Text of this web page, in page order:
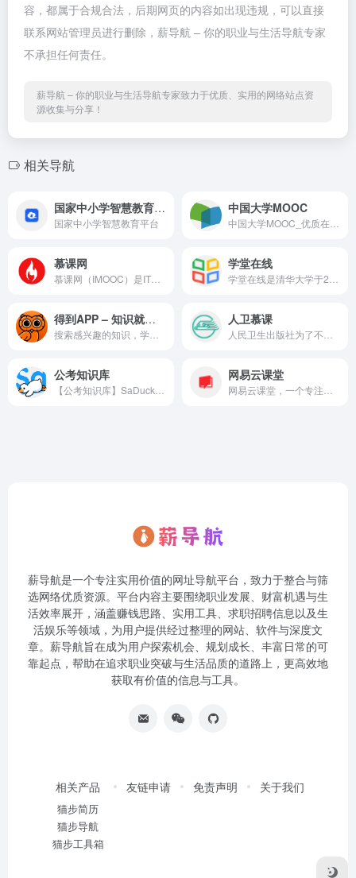
容，都属于合规合法，后期网页的内容如出现违规，可以直接
联系网站管理员进行删除，薪导航 – 你的职业与生活导航专家
不承担任何责任。
薪导航 – 你的职业与生活导航专家致力于优质、实用的网络站点资
源收集与分享！
相关导航
国家中小学智慧教育平台
国家中小学智慧教育平台
中国大学MOOC
慕课网 学堂在线
得到APP – 知识就是力量，知识就在得到 人卫慕课
公考知识库 网易云课堂
薪导航是一个专注实用价值的网址导航平台，致力于整合与筛
选网络优质资源。平台内容主要围绕职业发展、财富机遇与生
活效率展开，涵盖赚钱思路、实用工具、求职招聘信息以及生
活娱乐等领域，为用户提供经过整理的网站、软件与深度文
章。薪导航旨在成为用户探索机会、规划成长、丰富日常的可
靠起点，帮助在追求职业突破与生活品质的道路上，更高效地
获取有价值的信息与工具。
相关产品
猫步简历
猫步导航
猫步工具箱
友链申请 免责声明 关于我们